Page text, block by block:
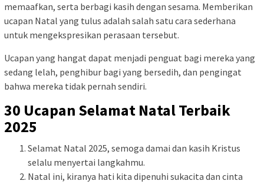
memaafkan, serta berbagi kasih dengan sesama. Memberikan
ucapan Natal yang tulus adalah salah satu cara sederhana
untuk mengekspresikan perasaan tersebut.
Ucapan yang hangat dapat menjadi penguat bagi mereka yang
sedang lelah, penghibur bagi yang bersedih, dan pengingat
bahwa mereka tidak pernah sendiri.
30 Ucapan Selamat Natal Terbaik
2025
Selamat Natal 2025, semoga damai dan kasih Kristus
selalu menyertai langkahmu.
Natal ini, kiranya hati kita dipenuhi sukacita dan cinta